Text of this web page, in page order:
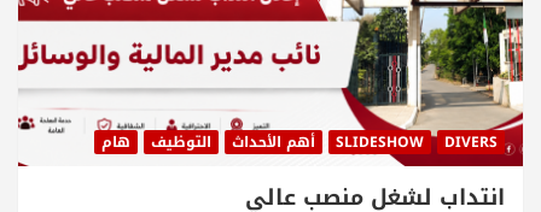
DIVERS
SLIDESHOW أهم الأحداث التوظيف هام
انتداب لشغل منصب عالي